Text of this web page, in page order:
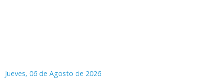
Jueves, 06 de Agosto de 2026